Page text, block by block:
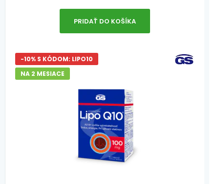
PRIDAŤ DO KOŠÍKA
-10% S KÓDOM: LIPO10
NA 2 MESIACE